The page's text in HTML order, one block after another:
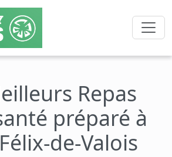
Repas
préparé à
de-Valois